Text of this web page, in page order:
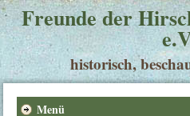
Freunde der
historisch,
Menü